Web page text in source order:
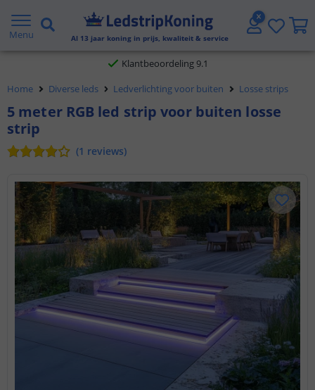
Menu Al 13 jaar koning in prijs, kwaliteit & service
Gratis verzending vanaf € 20,- NL en BE
Klantbeoordeling 9.1
Voor 23:45 uur besteld, morgen in huis
Home Diverse leds Ledverlichting voor buiten Losse strips
5 meter RGB led strip voor buiten losse
strip
(1 reviews)